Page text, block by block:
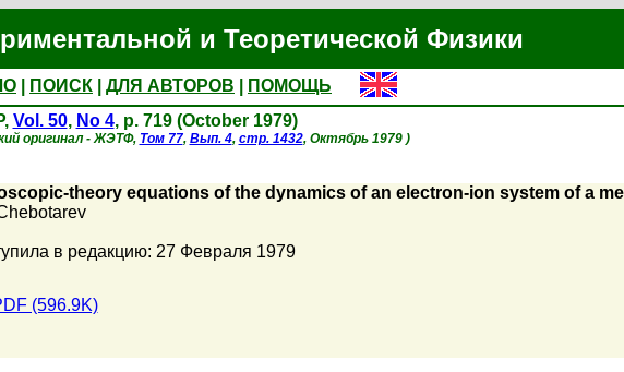
и Теоретической Физики
ПОИСК ДЛЯ АВТОРОВ
ПОМОЩЬ
Vol. 50, No 4, p. 719 (October 1979)
оригинал - ЖЭТФ, Том 77, Вып. 4, стр. 1432, Октябрь 1979 )
theory equations of the dynamics of an electron-ion system of a
в редакцию: 27 Февраля 1979
(596.9K)